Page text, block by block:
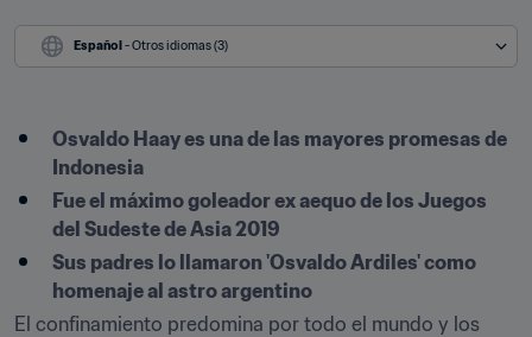
Español - Otros idiomas (3)
Osvaldo Haay es una de las mayores promesas de
Indonesia
Fue el máximo goleador ex aequo de los Juegos
del Sudeste de Asia 2019
Sus padres lo llamaron 'Osvaldo Ardiles' como
homenaje al astro argentino
El confinamiento predomina por todo el mundo y los